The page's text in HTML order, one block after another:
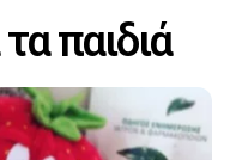
παιδιά